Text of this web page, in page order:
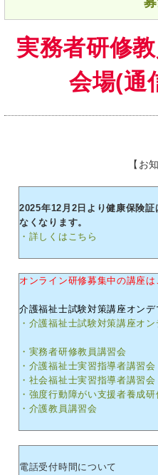
実務者研修
会場(通
【お
2025年12月2日より健康保険
なくなります。
・詳しくはこちら
オンライン研修募集中の講座は
介護福祉士試験対策講座オンデ
・介護福祉士試験対策講座オ
・実務者研修教員講習会
・介護福祉士実習指導者講習会
・社会福祉士実習指導者講習会
・強度行動障がい支援者養成研
・介護教員講習会
電話受付時間について